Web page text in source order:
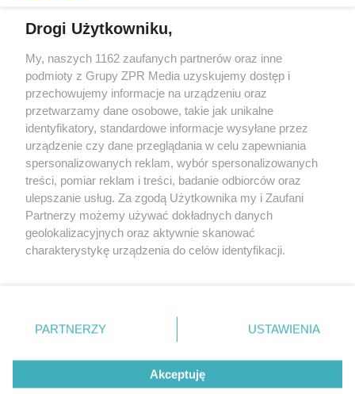
Żaden utwór zamieszczony w serwisie nie może być powielany i
rozpowszechniany lub dalej rozpowszechniany w jakikolwiek sposób (w
tym także elektroniczny lub mechaniczny) na jakimkolwiek polu
eksploatacji w jakiejkolwiek formie, włącznie z umieszczaniem w
Internecie bez pisemnej zgody właściciela praw. Jakiekolwiek użycie lub
wykorzystanie utworów w całości lub w części z naruszeniem prawa,
tzn. bez właściwej zgody, jest zabronione pod groźbą kary i może być
ścigane prawnie.
© 2026 Grupa ZPR Media
Drogi Użytkowniku,
My, naszych 1162 zaufanych partnerów oraz inne
podmioty z Grupy ZPR Media uzyskujemy dostęp i
przechowujemy informacje na urządzeniu oraz
przetwarzamy dane osobowe, takie jak unikalne
identyfikatory, standardowe informacje wysyłane przez
urządzenie czy dane przeglądania w celu zapewniania
spersonalizowanych reklam, wybór spersonalizowanych
treści, pomiar reklam i treści, badanie odbiorców oraz
ulepszanie usług. Za zgodą Użytkownika my i Zaufani
Partnerzy możemy używać dokładnych danych
geolokalizacyjnych oraz aktywnie skanować
charakterystykę urządzenia do celów identyfikacji.
zmienić/wycofać klikając przycisk ustawień prywatności
znajdujący się w lewym dolnym rogu strony
rodzaje przetwarzania danych nie wymagają zgody
użytkownika, ale masz prawo sprzeciwić się takiemu
PARTNERZY USTAWIENIA
Akceptuję